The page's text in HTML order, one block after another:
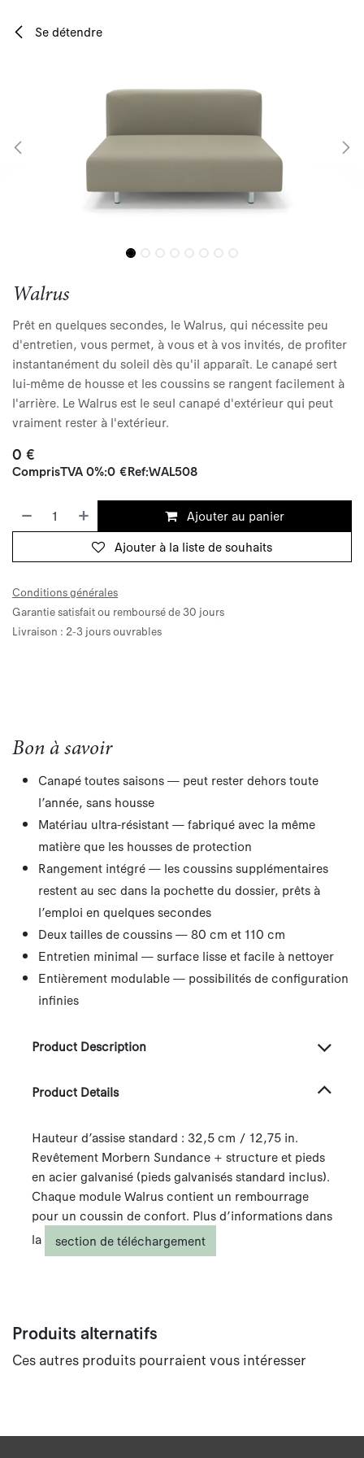
Se détendre
Walrus
Prêt en quelques secondes, le Walrus, qui nécessite peu
d'entretien, vous permet, à vous et à vos invités, de profiter
instantanément du soleil dès qu'il apparaît. Le canapé sert
lui-même de housse et les coussins se rangent facilement à
l'arrière. Le Walrus est le seul canapé d'extérieur qui peut
vraiment rester à l'extérieur.
0 €
ComprisTVA 0%:0 €Ref:WAL508
Ajouter au panier
Ajouter à la liste de souhaits
Conditions générales
Garantie satisfait ou remboursé de 30 jours
Livraison : 2-3 jours ouvrables
Bon à savoir
Canapé toutes saisons — peut rester dehors toute
l’année, sans housse
Matériau ultra-résistant — fabriqué avec la même
matière que les housses de protection
Rangement intégré — les coussins supplémentaires
restent au sec dans la pochette du dossier, prêts à
l’emploi en quelques secondes
Deux tailles de coussins — 80 cm et 110 cm​
Entretien minimal — surface lisse et facile à nettoyer
Entièrement modulable — possibilités de configuration
infinies
Product Description
Product Details
Hauteur d’assise standard : 32,5 cm / 12,75 in.
Revêtement Morbern Sundance + structure et pieds
en acier galvanisé (pieds galvanisés standard inclus).
Chaque module Walrus contient un rembourrage
pour un coussin de confort. Plus d’informations dans
la
section de téléchargement
Produits alternatifs
Ces autres produits pourraient vous intéresser